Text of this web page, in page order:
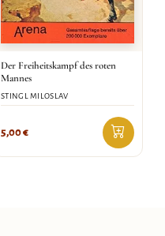
Der Freiheitskampf des roten
Mannes
STINGL MILOSLAV
5,00€